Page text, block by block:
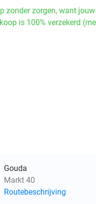
zonder zorgen, want jouw
is 100% verzekerd
Gouda
Markt 40
Routebeschrijving